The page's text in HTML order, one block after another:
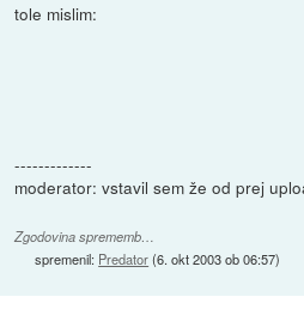
tole mislim:
-------------
moderator: vstavil sem že od prej
Zgodovina sprememb…
spremenil: Predator(6. okt 2003 ob 06:57)